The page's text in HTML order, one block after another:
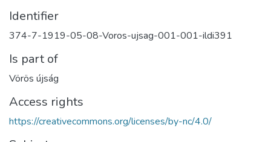
Identifier
374-7-1919-05-08-Voros-ujsag-001-001-ildi391
Is part of
Vörös újság
Access rights
https://creativecommons.org/licenses/by-nc/4.0/